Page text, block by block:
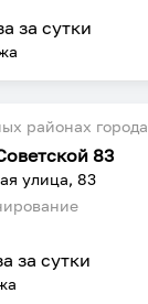
за сутки
районах города
83
улица, 83
за сутки